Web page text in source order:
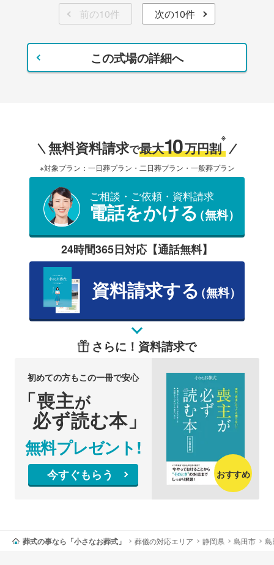
前の10件 次の10件
この式場の詳細へ
無料資料請求で最大10万円割
※
※対象プラン：一日葬プラン・二日葬プラン・一般葬プラン
ご相談・ご依頼・資料請求
電話をかける（無料）
24時間365日対応【通話無料】
資料請求する（無料）
さらに！資料請求で
初めての方もこの一冊で安心
「喪主が
必ず読む本」
無料プレゼント!
今すぐもらう おすすめ
葬式の事なら「小さなお葬式」 葬儀の対応エリア 静岡県 島田市 島